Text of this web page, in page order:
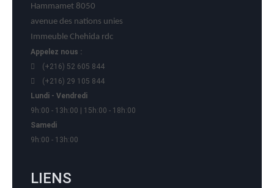
Hammamet 8050
avenue des nations unies
Immeuble Chehida rdc
Appelez nous :
(+216) 52 605 844
(+216) 29 105 844
Lundi - Vendredi
9h:00 - 13h:00 | 15h:00 - 18h:00
Samedi
9h:00 - 13h:00
LIENS